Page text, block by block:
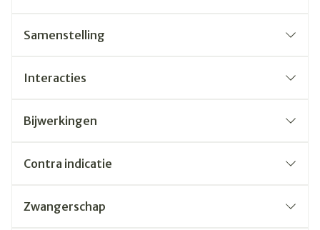
Samenstelling
Interacties
Bijwerkingen
Contra indicatie
Zwangerschap